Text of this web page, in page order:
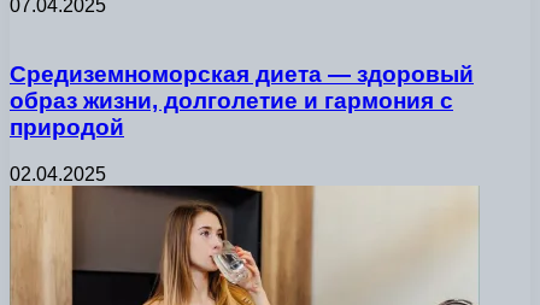
07.04.2025
Средиземноморская диета — здоровый
образ жизни, долголетие и гармония с
природой
02.04.2025